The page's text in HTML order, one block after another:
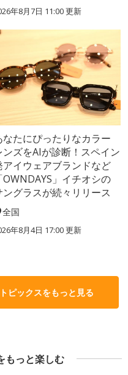
年8月7日 11:00更新
なたにぴったりなカラー
ンズをAIが診断！スペイン
アイウェアブランドなど
OWNDAYS」イチオシの
ングラスが続々リリース
全国
年8月4日 17:00更新
ピックスをもっと見る
もっと楽しむ